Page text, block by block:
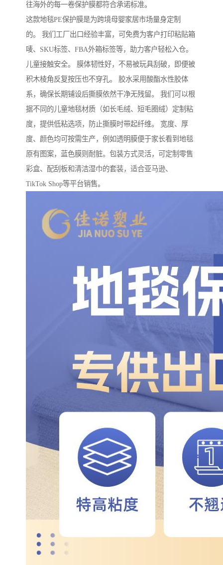
往海外的每一卷保护膜都符合承诺标准。
这款地毯PE保护膜是为跨境母婴家居市场量身定制
的。 我们工厂出口经验丰富，可免费为客户打印粘贴箱
唛、SKU标签、FBA外箱标签等，助力客户轻松入仓。
儿童接触安全。 膜体韧性好，不易被玩具刮破，即便被
积木棱角反复按压也不穿孔。 胶水采用酸酯水性胶体
系，确保长期铺设后撕膜依然干净无残留。 我们可以根
据不同的儿童地毯材质（如长毛绒、短毛圈绒）定制粘
度，提供低粘选项，防止撕膜时带起纤维。 宽度、厚
度、颜色均可按需生产，例如透明膜便于家长看到地毯
原有图案，蓝色膜则耐脏。包装方式灵活，可定制零售
彩盒、配刮板和清洁湿巾的套装，适合亚马逊、
TikTok Shop等平台销售。